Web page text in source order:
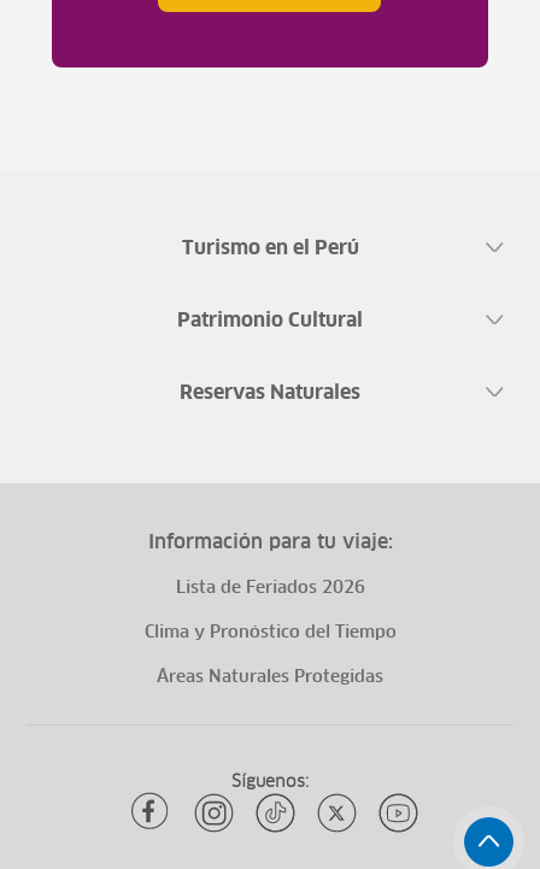
Turismo en el Perú
Patrimonio Cultural
Reservas Naturales
Información para tu viaje:
Lista de Feriados 2026
Clima y Pronóstico del Tiempo
Áreas Naturales Protegidas
Síguenos: